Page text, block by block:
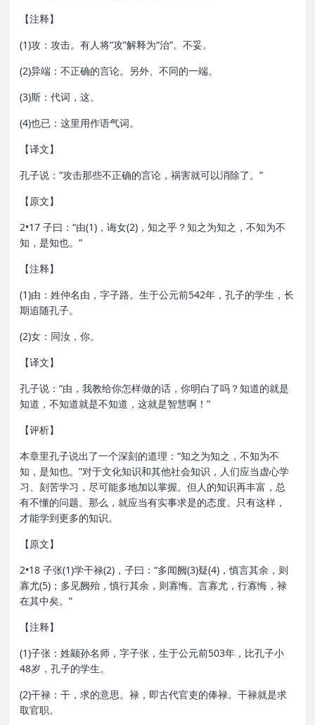
【注释】
(1)攻：攻击。有人将“攻”解释为“治”。不妥。
(2)异端：不正确的言论。另外、不同的一端。
(3)斯：代词，这。
(4)也已：这里用作语气词。
【译文】
孔子说：“攻击那些不正确的言论，祸害就可以消除了。”
【原文】
2•17 子曰：“由(1)，诲女(2)，知之乎？知之为知之，不知为不
知，是知也。”
【注释】
(1)由：姓仲名由，字子路。生于公元前542年，孔子的学生，长
期追随孔子。
(2)女：同汝，你。
【译文】
孔子说：“由，我教给你怎样做的话，你明白了吗？知道的就是
知道，不知道就是不知道，这就是智慧啊！”
【评析】
本章里孔子说出了一个深刻的道理：“知之为知之，不知为不
知，是知也。”对于文化知识和其他社会知识，人们应当虚心学
习、刻苦学习，尽可能多地加以掌握。但人的知识再丰富，总
有不懂的问题。那么，就应当有实事求是的态度。只有这样，
才能学到更多的知识。
【原文】
2•18 子张(1)学干禄(2)，子曰：“多闻阙(3)疑(4)，慎言其余，则
寡尤(5)；多见阙殆，慎行其余，则寡悔。言寡尤，行寡悔，禄
在其中矣。”
【注释】
(1)子张：姓颛孙名师，字子张，生于公元前503年，比孔子小
48岁，孔子的学生。
(2)干禄：干，求的意思。禄，即古代官吏的俸禄。干禄就是求
取官职。